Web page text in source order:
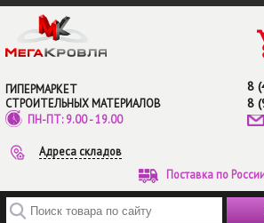
Перейти к основному содержанию
ГИПЕРМАРКЕТ
СТРОИТЕЛЬНЫХ МАТЕРИАЛОВ
ПН-ПТ: 9.00 - 19.00
8
8
Адреса складов
Поставка по
Введите ключевые слова для поиска